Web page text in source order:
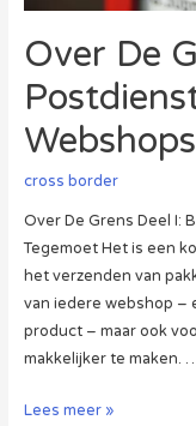
Over De
cross border
Over De Grens Deel I:
Tegemoet Het is een
het verzenden van
van iedere webshop –
product – maar ook
makkelijker te maken.
Over
Lees meer »